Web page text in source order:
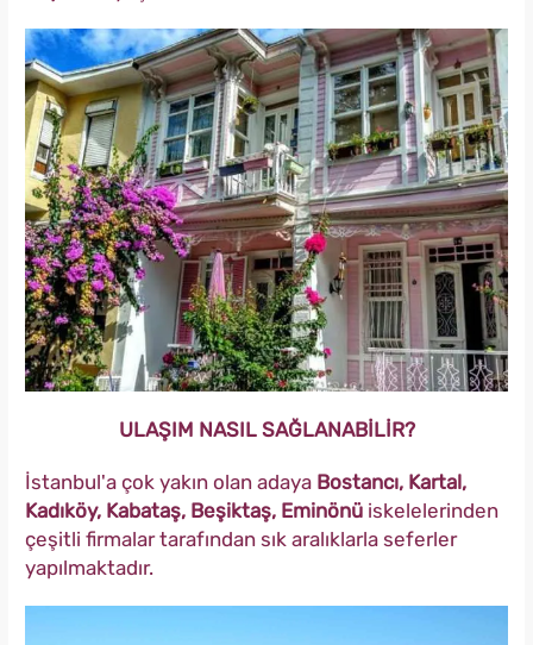
ULAŞIM NASIL SAĞLANABİLİR?
İstanbul'a çok yakın olan adaya Bostancı, Kartal,
Kadıköy, Kabataş, Beşiktaş, Eminönü iskelelerinden
çeşitli firmalar tarafından sık aralıklarla seferler
yapılmaktadır.